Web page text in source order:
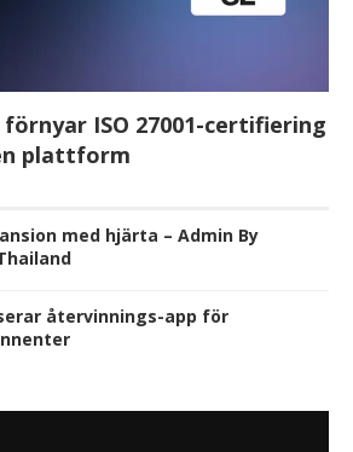
ISO 27001-certifiering
plattform
med hjärta – Admin By
återvinnings-app för